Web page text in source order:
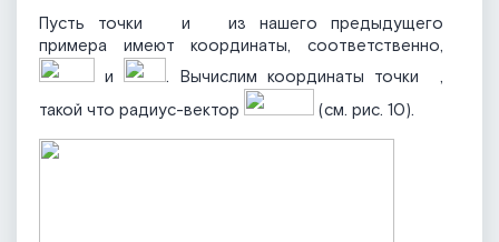
Пусть точки и
из нашего предыдущего
примера имеют координаты, соответственно,
и
. Вычислим координаты точки
,
такой что радиус-вектор
(см. рис. 10).